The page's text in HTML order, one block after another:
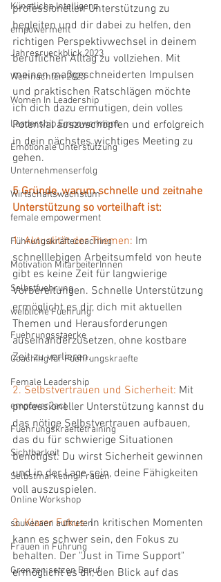
Künstliche Intelligenz
empowerment
Jahresrueckblick 2023
Weihnachten 2023
Women In Leadership
Leadership Empowerment
Emotionale Unterstützung
Unternehmenserfolg
Wirtschaftswachstum
female empowerment
Führungskräftecoaching
Motivation MitarbeiterInnen
Selbstfuehrung
weibliche Fuehrung
Fuehrungsstaerke
Coaching für Fuehrungskraefte
Female Leadership
empower2act
Fuehrungskraeftetraining
Sichtbarkeit
Selbstmarketing Frauen
Online Workshop
souveraen auftreten
Frauen in Führung
Grenzen setzen Beruf
professionellen Unterstützung zu
begleiten und dir dabei zu helfen, den
richtigen Perspektivwechsel in deinem
beruflichen Alltag zu vollziehen. Mit
meinen maßgeschneiderten Impulsen
und praktischen Ratschlägen möchte
ich dich dazu ermutigen, dein volles
Potential auszuschöpfen und erfolgreich
in dein nächstes wichtiges Meeting zu
gehen.
5 Gründe, warum schnelle und zeitnahe
Unterstützung so vorteilhaft ist:
1. Aktualität der Themen: Im
schnelllebigen Arbeitsumfeld von heute
gibt es keine Zeit für langwierige
Vorbereitungen. Schnelle Unterstützung
ermöglicht es dir, dich mit aktuellen
Themen und Herausforderungen
auseinanderzusetzen, ohne kostbare
Zeit zu verlieren.
2. Selbstvertrauen und Sicherheit: Mit
professioneller Unterstützung kannst du
das nötige Selbstvertrauen aufbauen,
das du für schwierige Situationen
benötigst. Du wirst Sicherheit gewinnen
und in der Lage sein, deine Fähigkeiten
voll auszuspielen.
3. Klarer Fokus: In kritischen Momenten
kann es schwer sein, den Fokus zu
behalten. Der "Just in Time Support"
ermöglicht es dir, den Blick auf das